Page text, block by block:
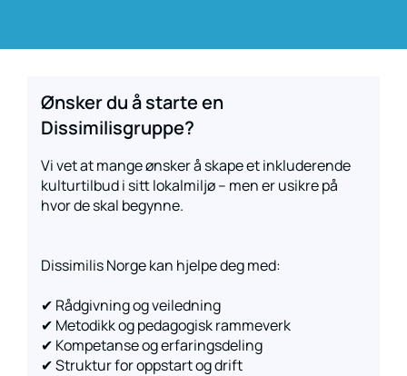
Ønsker du å starte en
Dissimilisgruppe?
Vi vet at mange ønsker å skape et inkluderende
kulturtilbud i sitt lokalmiljø – men er usikre på
hvor de skal begynne.
Dissimilis Norge kan hjelpe deg med:
✔ Rådgivning og veiledning
✔ Metodikk og pedagogisk rammeverk
✔ Kompetanse og erfaringsdeling
✔ Struktur for oppstart og drift